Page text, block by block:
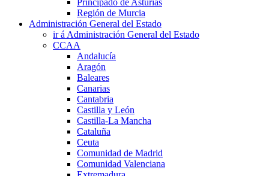
Región de Murcia
Administración General del Estado
ir á Administración General del Estado
CCAA
Andalucía
Aragón
Baleares
Canarias
Cantabria
Castilla y León
Castilla-La Mancha
Cataluña
Ceuta
Comunidad de Madrid
Comunidad Valenciana